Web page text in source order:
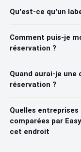
Qu'est-ce qu'un
Comment puis-je
réservation ?
Quand aurai-je
réservation ?
Quelles
comparées par
cet endroit